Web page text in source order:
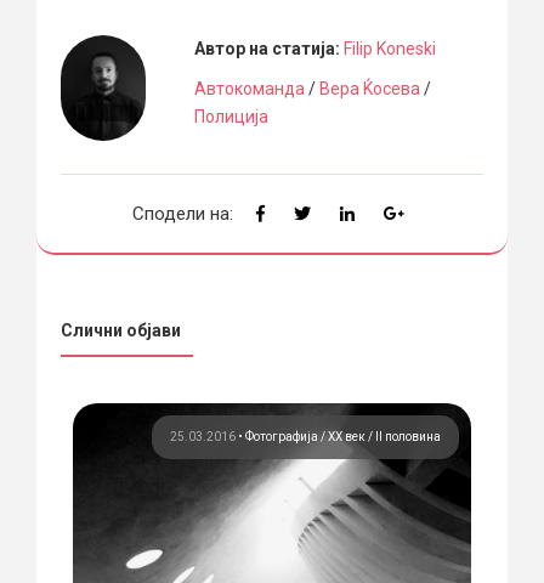
Автор на статија: Filip Koneski
Автокоманда/ Вера Ќосева/
Полиција
Сподели на:
Слични објави
25.03.2016 • Фотографија ХХ век / II половина